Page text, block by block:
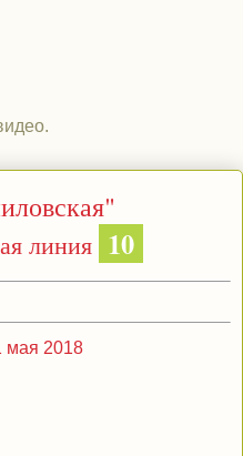
линия 10
мая 2018